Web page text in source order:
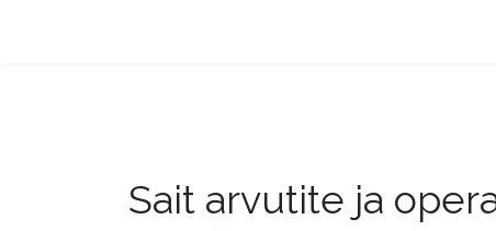
Sait arvutite ja